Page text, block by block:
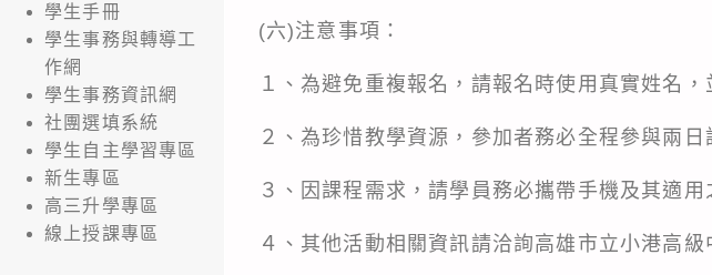
(六)注意事項：
１、為避免重複報名，請報名時使用真實姓名
２、為珍惜教學資源，參加者務必全程參與兩
３、因課程需求，請學員務必攜帶手機及其適
４、其他活動相關資訊請洽詢高雄市立小港高
學生手冊
學生事務與轉導工
作網
學生事務資訊網
社團選填系統
學生自主學習專區
新生專區
高三升學專區
線上授課專區